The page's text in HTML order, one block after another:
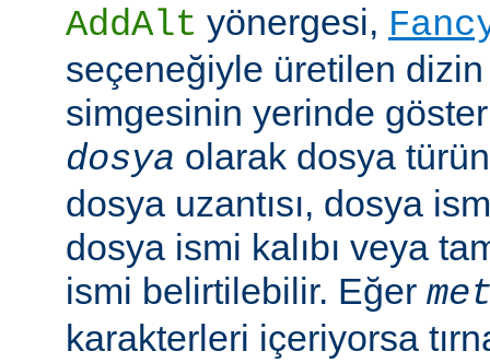
AddAlt yönergesi,
seçeneğiyle üretilen
simgesinin yerinde
dosya olarak dosya
dosya uzantısı, dosya
dosya ismi kalıbı veya
ismi belirtilebilir. Eğer
karakterleri içeriyorsa